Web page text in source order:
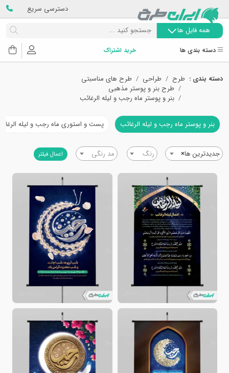
دسترسی سریع
همه فایل ها
دسته بندی ها خرید اشتراک
دسته بندی : طرح طراحی
طرح های مناسبتی
طرح بنر و پوستر مذهبی
بنر و پوستر ماه رجب و لیله الرغائب
بنر و پوستر ماه رجب و لیله الرغائب پست و استوری ماه رجب و لیله
×جدیدترین ها رنگ مد رنگی اعمال فیلتر